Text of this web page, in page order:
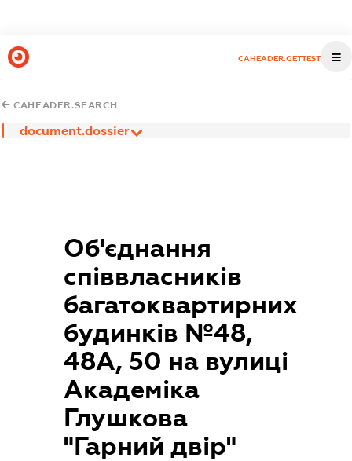
CAHEADER.GETTEST
CAHEADER.SEARCH
document.dossier
Об'єднання
співвласників
багатоквартирних
будинків №48,
48А, 50 на вулиці
Академіка
Глушкова
"Гарний двір"